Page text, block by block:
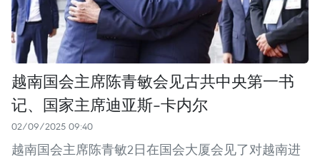
越南国会主席陈青敏会见古共中央第一书
记、国家主席迪亚斯-卡内尔
02/09/2025 09:40
越南国会主席陈青敏2日在国会大厦会见了对越南进